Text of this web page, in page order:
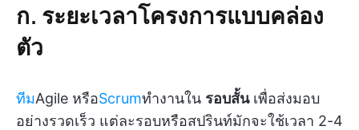
ก. ระยะเวลาโครงการแบบคล่อง
ตัว
ทีมAgile หรือScrumทำงานใน รอบสั้นเพื่อส่งมอบ
อย่างรวดเร็ว แต่ละรอบหรือสปรินท์มักจะใช้เวลา 2-4